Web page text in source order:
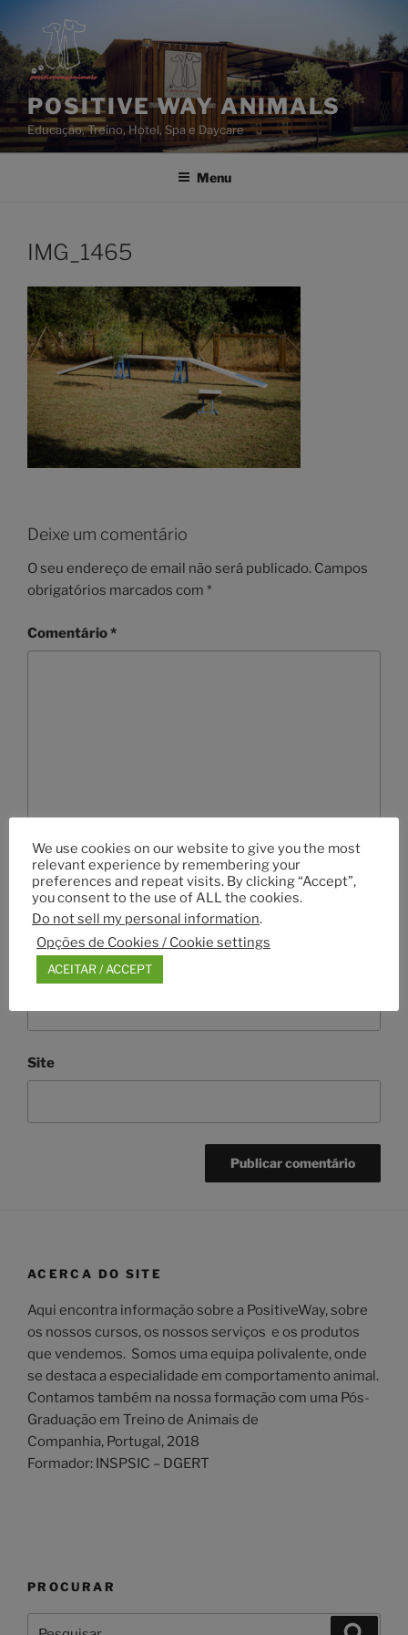
para
o
conteúdo
POSITIVE WAY ANIMALS
Educação, Treino, Hotel, Spa e Daycare
Menu
IMG_1465
Deixe um comentário
O seu endereço de email não será publicado. Campos
obrigatórios marcados com *
Comentário*
Nome*
Email*
Site
ACERCA DO SITE
Aqui encontra informação sobre a PositiveWay, sobre
os nossos cursos, os nossos serviços e os produtos
que vendemos. Somos uma equipa polivalente, onde
se destaca a especialidade em comportamento animal.
Contamos também na nossa formação com uma Pós-
Graduação em Treino de Animais de
Companhia, Portugal, 2018
Formador: INSPSIC – DGERT
PROCURAR
We use cookies on our website to give you the most
relevant experience by remembering your
preferences and repeat visits. By clicking “Accept”,
you consent to the use of ALL the cookies.
Do not sell my personal information.
Opções de Cookies / Cookie settings
ACEITAR / ACCEPT